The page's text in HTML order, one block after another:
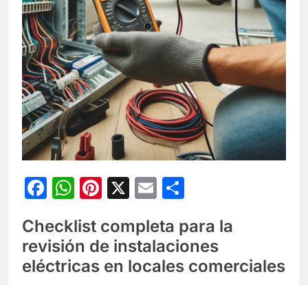
Facebook
WhatsApp
Pinterest
X Email
Checklist completa para la
revisión de instalaciones
eléctricas en locales comerciales